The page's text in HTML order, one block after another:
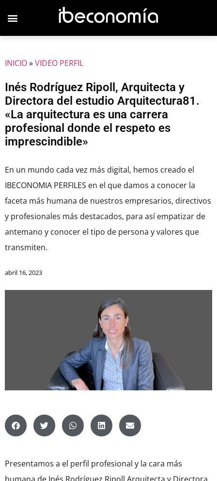
INICIO»VIDEO PERFIL
Inés Rodríguez Ripoll, Arquitecta y
Directora del estudio Arquitectura81.
«La arquitectura es una carrera
profesional donde el respeto es
imprescindible»
En un mundo cada vez más digital, hemos creado el
IBECONOMIA PERFILES en el que damos a conocer la
faceta más humana de nuestros empresarios, directivos
y profesionales más destacados, para así empatizar de
antemano y conocer el tipo de persona y valores que
transmiten.
abril 16, 2023
Presentamos a el perfil profesional y la cara más